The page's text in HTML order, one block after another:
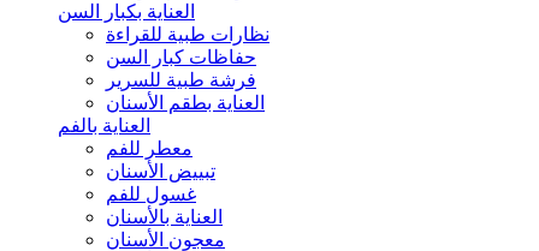
العناية بكبار السن
نظارات طبية للقراءة
حفاظات كبار السن
فرشة طبية للسرير
العناية بطقم الأسنان
العناية بالفم
معطر للفم
تبييض الأسنان
غسول للفم
العناية بالأسنان
معجون الأسنان